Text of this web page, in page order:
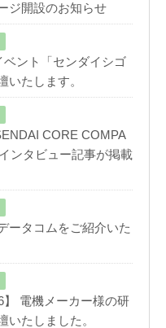
ジ開設のお知らせ
ベント「センダイシゴ
いたします。
CORE COMPA
ンタビュー記事が掲載
ータコムをご紹介いた
】 電機メーカー様の研
いたしました。